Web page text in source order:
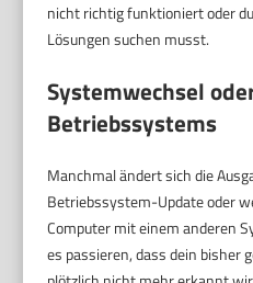
nicht richtig funktioniert oder
Lösungen suchen musst.
Systemwechsel
Betriebssystems
Manchmal ändert sich die
Betriebssystem-Update oder
Computer mit einem anderen
es passieren, dass dein bisher